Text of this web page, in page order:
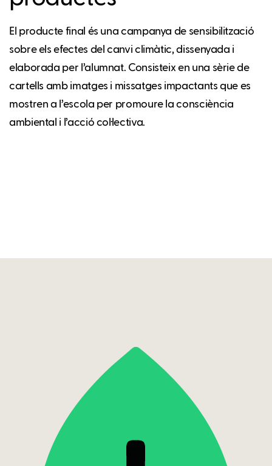
El producte final és una campanya de sensibilització
sobre els efectes del canvi climàtic, dissenyada i
elaborada per l’alumnat. Consisteix en una sèrie de
cartells amb imatges i missatges impactants que es
mostren a l’escola per promoure la consciència
ambiental i l’acció col·lectiva.